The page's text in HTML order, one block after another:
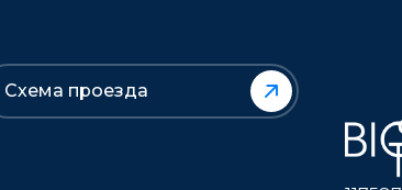
Схема проезда